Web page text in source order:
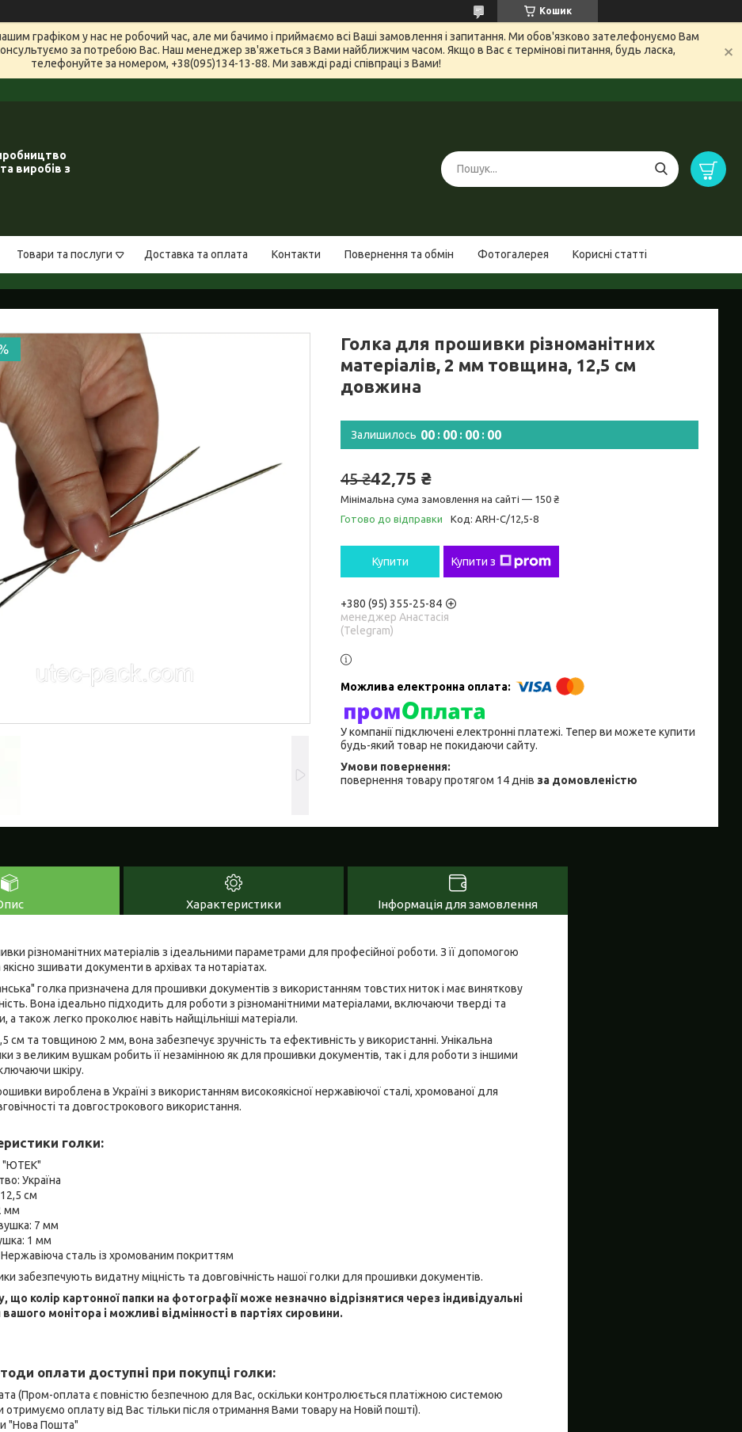
Кошик
графіком у нас не робочий час, але ми бачимо і приймаємо всі Ваші замовлення і запитання. Ми обов'язково зателефонуємо Вам
за потребою Вас. Наш менеджер зв'яжеться з Вами найближчим часом. Якщо в Вас є термінові питання, будь ласка,
телефонуйте за номером, +38(095)134-13-88. Ми завжді раді співпраці з Вами!
виробів з
Товари та послуги Доставка та оплата Контакти Повернення та обмін Фотогалерея Корисні статті
Голка для прошивки різноманітних
матеріалів, 2 мм товщина, 12,5 см
довжина
Залишилось 00 00 00 00
45 ₴42,75 ₴
Мінімальна сума замовлення на сайті — 150 ₴
Готово до відправки
Код: ARH-С/12,5-8
Купити Купити з
+380 (95) 355-25-84
менеджер Анастасія
(Telegram)
У компанії підключені електронні платежі. Тепер ви можете купити
будь-який товар не покидаючи сайту.
повернення товару протягом 14 днів за домовленістю
Характеристики Інформація для замовлення
різноманітних матеріалів з ідеальними параметрами для професійної роботи. З її допомогою
зшивати документи в архівах та нотаріатах.
голка призначена для прошивки документів з використанням товстих ниток і має виняткову
Вона ідеально підходить для роботи з різноманітними матеріалами, включаючи тверді та
а також легко проколює навіть найщільніші матеріали.
та товщиною 2 мм, вона забезпечує зручність та ефективність у використанні. Унікальна
з великим вушкам робить її незамінною як для прошивки документів, так і для роботи з іншими
шкіру.
вироблена в Україні з використанням високоякісної нержавіючої сталі, хромованої для
та довгострокового використання.
голки:
"ЮТЕК"
Україна
см
мм
7 мм
1 мм
сталь із хромованим покриттям
забезпечують видатну міцність та довговічність нашої голки для прошивки документів.
що колір картонної папки на фотографії може незначно відрізнятися через індивідуальні
монітора і можливі відмінності в партіях сировини.
оплати доступні при покупці голки:
(Пром-оплата є повністю безпечною для Вас, оскільки контролюється платіжною системою
отримуємо оплату від Вас тільки після отримання Вами товару на Новій пошті).
"Нова Пошта"